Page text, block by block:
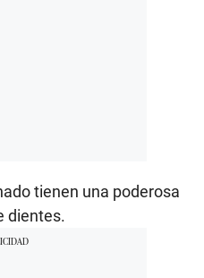
tienen una poderosa
dientes.